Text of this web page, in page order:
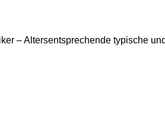
– Altersentsprechende typische